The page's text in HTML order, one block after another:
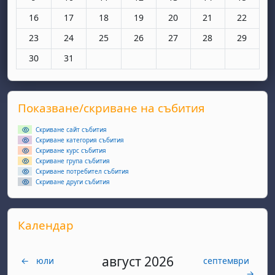
Няма събития, понеделник, 16 март
16 Няма събития, вторник, 17 март
17 Няма събития, сряда, 18 март
18 Няма събития, четвъртък, 19
19 Няма събития, петък, 20
20 Няма събития,
21 Няма
22
Няма събития, понеделник, 23 март
23 Няма събития, вторник, 24 март
24 Няма събития, сряда, 25 март
25 Няма събития, четвъртък, 26
26 Няма събития, петък, 27
27 Няма събития,
28 Няма
29
Няма събития, понеделник, 30 март
30 Няма събития, вторник, 31 март
31
Supplementary blocks
Прескочи Показване/скриване на събития
Показване/скриване на събития
Скриване сайт събития
Скриване категория събития
Скриване курс събития
Скриване група събития
Скриване потребител събития
Скриване други събития
Прескочи Календар
Календар
← юли август 2026
септември